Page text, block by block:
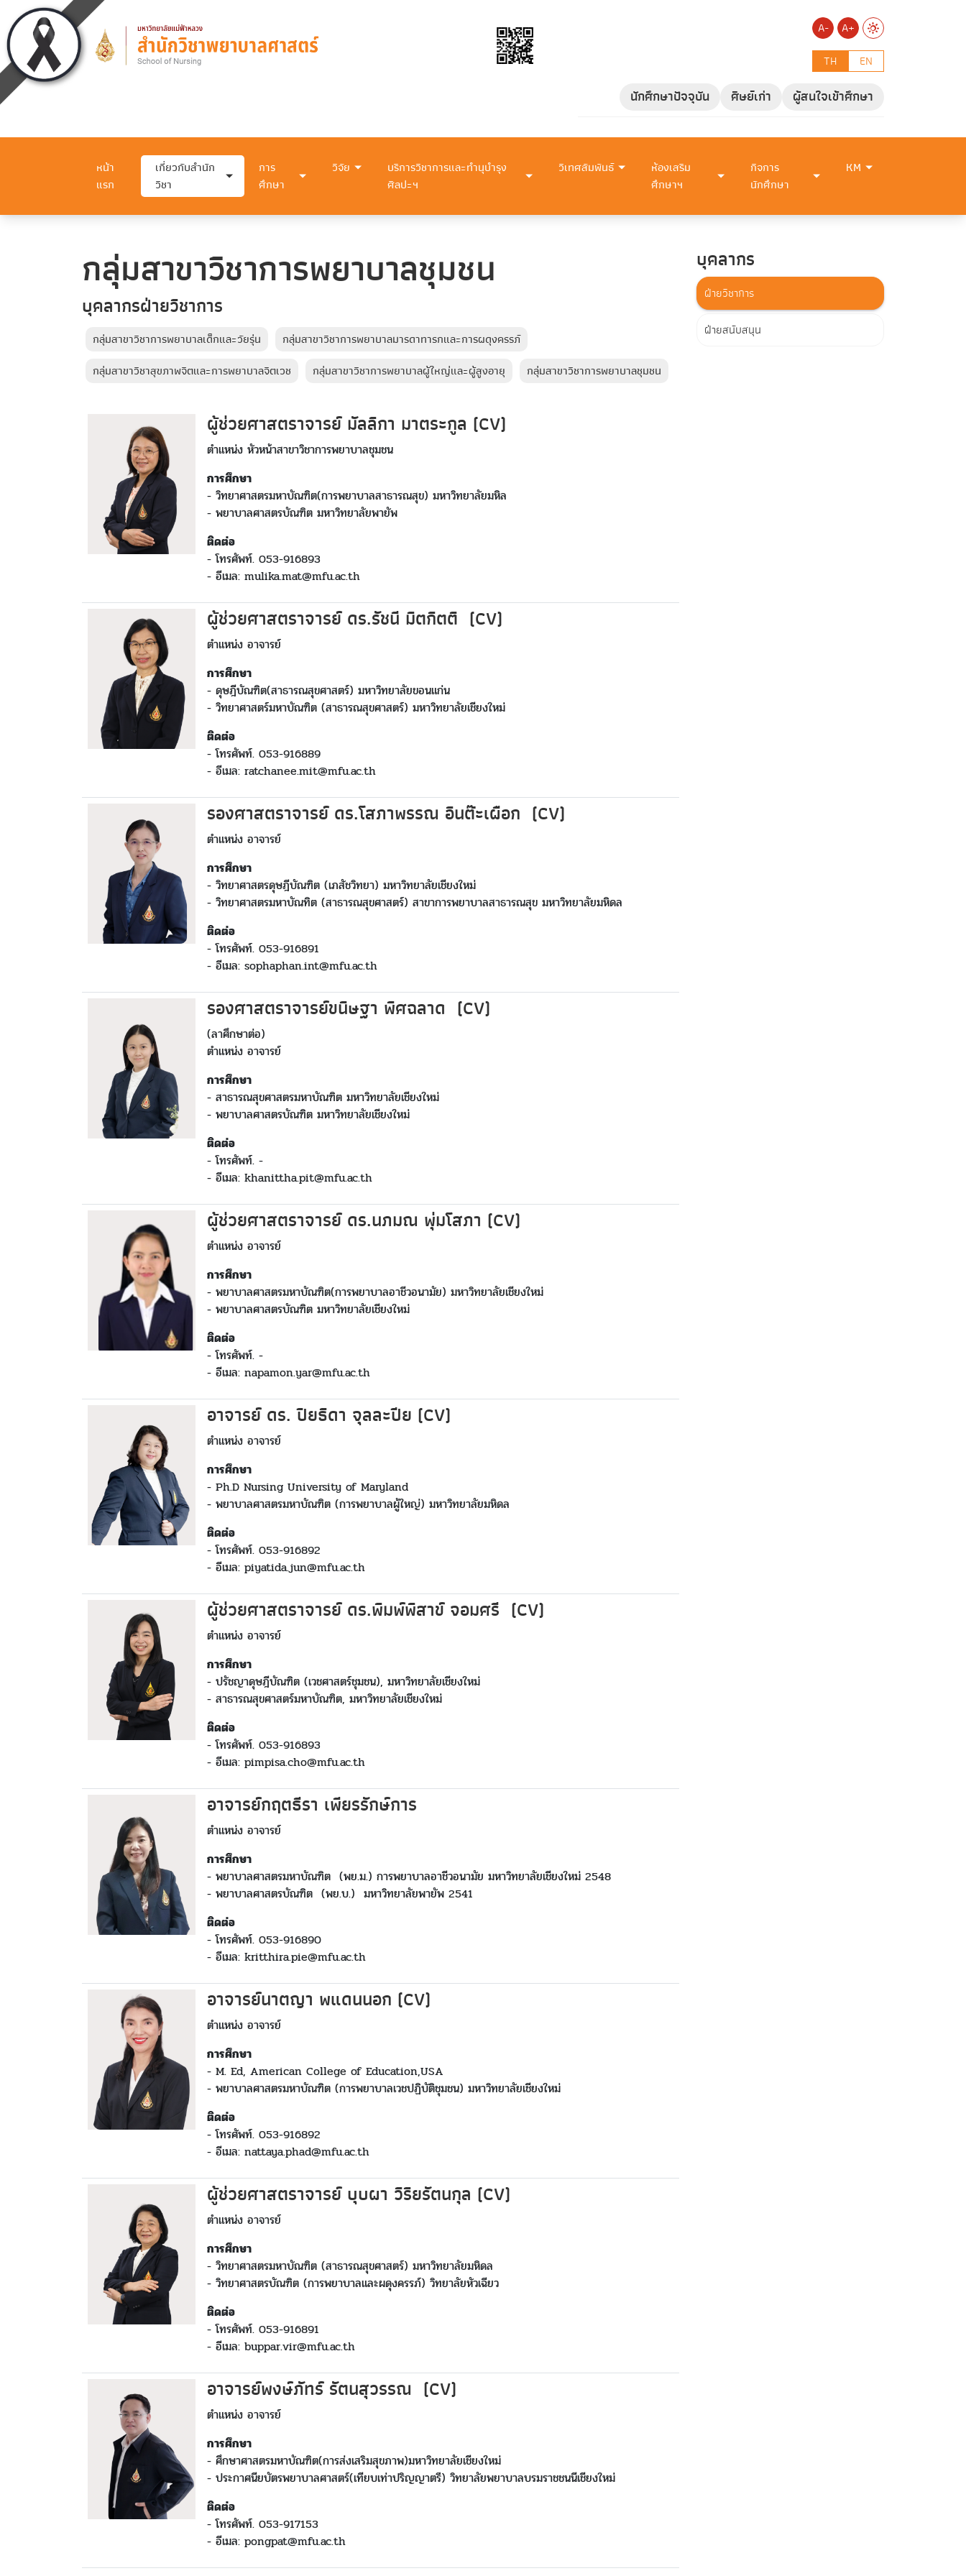
A-
A+
TH
EN
นักศึกษาปัจจุบัน ศิษย์เก่า ผู้สนใจเข้าศึกษา
หน้า
แรก
เกี่ยวกับสำนัก
วิชา
การ
ศึกษา
วิจัย
บริการวิชาการและทำนุบำรุง
ศิลปะฯ
วิเทศสัมพันธ์
ห้องเสริม
ศึกษาฯ
กิจการ
นักศึกษา
KM
กลุ่มสาขาวิชาการพยาบาลชุมชน
บุคลากรฝ่ายวิชาการ
กลุ่มสาขาวิชาการพยาบาลเด็กและวัยรุ่น
กลุ่มสาขาวิชาการพยาบาลมารดาทารกและการผดุงครรภ์
กลุ่มสาขาวิชาสุขภาพจิตและการพยาบาลจิตเวช
กลุ่มสาขาวิชาการพยาบาลผู้ใหญ่และผู้สูงอายุ กลุ่มสาขาวิชาการพยาบาลชุมชน
ผู้ช่วยศาสตราจารย์ มัลลิกา มาตระกูล (CV)
ตำแหน่ง หัวหน้าสาขาวิชาการพยาบาลชุมชน
การศึกษา
- วิทยาศาสตรมหาบัณฑิต(การพยาบาลสาธารณสุข) มหาวิทยาลัยมหิล
- พยาบาลศาสตรบัณฑิต มหาวิทยาลัยพายัพ
ติดต่อ
- โทรศัพท์. 053-916893
- อีเมล: mulika.mat@mfu.ac.th
ผู้ช่วยศาสตราจารย์ ดร.รัชนี มิตกิตติ (CV)
ตำแหน่ง อาจารย์
การศึกษา
- ดุษฎีบัณฑิต(สาธารณสุขศาสตร์) มหาวิทยาลัยขอนแก่น
- วิทยาศาสตร์มหาบัณฑิต (สาธารณสุขศาสตร์) มหาวิทยาลัยเชียงใหม่
ติดต่อ
- โทรศัพท์. 053-916889
- อีเมล: ratchanee.mit@mfu.ac.th
รองศาสตราจารย์ ดร.โสภาพรรณ อินต๊ะเผือก (CV)
ตำแหน่ง อาจารย์
การศึกษา
- วิทยาศาสตรดุษฎีบัณฑิต (เภสัชวิทยา) มหาวิทยาลัยเชียงใหม่
- วิทยาศาสตรมหาบัณทิต (สาธารณสุขศาสตร์) สาขาการพยาบาลสาธารณสุข มหาวิทยาลัยมหิดล
ติดต่อ
- โทรศัพท์. 053-916891
- อีเมล: sophaphan.int@mfu.ac.th
รองศาสตราจารย์ขนิษฐา พิศฉลาด (CV)
(ลาศึกษาต่อ)
ตำแหน่ง อาจารย์
การศึกษา
- สาธารณสุขศาสตรมหาบัณฑิต มหาวิทยาลัยเชียงใหม่
- พยาบาลศาสตรบัณฑิต มหาวิทยาลัยเชียงใหม่
ติดต่อ
- โทรศัพท์. -
- อีเมล: khanittha.pit@mfu.ac.th
ผู้ช่วยศาสตราจารย์ ดร.นภมณ พุ่มโสภา (CV)
ตำแหน่ง อาจารย์
การศึกษา
- พยาบาลศาสตรมหาบัณฑิต(การพยาบาลอาชีวอนามัย) มหาวิทยาลัยเชียงใหม่
- พยาบาลศาสตรบัณฑิต มหาวิทยาลัยเชียงใหม่
ติดต่อ
- โทรศัพท์. -
- อีเมล: napamon.yar@mfu.ac.th
อาจารย์ ดร. ปิยธิดา จุลละปีย (CV)
ตำแหน่ง อาจารย์
การศึกษา
- Ph.D Nursing University of Maryland
- พยาบาลศาสตรมหาบัณฑิต (การพยาบาลผู้ใหญ่) มหาวิทยาลัยมหิดล
ติดต่อ
- โทรศัพท์. 053-916892
- อีเมล: piyatida.jun@mfu.ac.th
ผู้ช่วยศาสตราจารย์ดร.พิมพ์พิสาข์ จอมศรี (CV)
ตำแหน่ง อาจารย์
การศึกษา
- ปรัชญาดุษฎีบัณฑิต (เวชศาสตร์ชุมชน), มหาวิทยาลัยเชียงใหม่
- สาธารณสุขศาสตร์มหาบัณฑิต, มหาวิทยาลัยเชียงใหม่
ติดต่อ
- โทรศัพท์. 053-916893
- อีเมล: pimpisa.cho@mfu.ac.th
อาจารย์กฤตธีรา เพียรรักษ์การ
ตำแหน่ง อาจารย์
การศึกษา
- พยาบาลศาสตรมหาบัณฑิต (พย.ม.) การพยาบาลอาชีวอนามัย มหาวิทยาลัยเชียงใหม่ 2548
- พยาบาลศาสตรบัณฑิต (พย.บ.) มหาวิทยาลัยพายัพ 2541
ติดต่อ
- โทรศัพท์. 053-916890
- อีเมล: kritthira.pie@mfu.ac.th
อาจารย์นาตญา พแดนนอก (CV)
ตำแหน่ง อาจารย์
การศึกษา
- M. Ed, American College of Education,USA
- พยาบาลศาสตรมหาบัณฑิต (การพยาบาลเวชปฏิบัติชุมชน) มหาวิทยาลัยเชียงใหม่
ติดต่อ
- โทรศัพท์. 053-916892
- อีเมล: nattaya.phad@mfu.ac.th
ผู้ช่วยศาสตราจารย์ บุบผา วิริยรัตนกุล (CV)
ตำแหน่ง อาจารย์
การศึกษา
- วิทยาศาสตรมหาบัณฑิต (สาธารณสุขศาสตร์) มหาวิทยาลัยมหิดล
- วิทยาศาสตรบัณฑิต (การพยาบาลและผดุงครรภ์) วิทยาลัยหัวเฉียว
ติดต่อ
- โทรศัพท์. 053-916891
- อีเมล: buppar.vir@mfu.ac.th
อาจารย์พงษ์ภัทร์ รัตนสุวรรณ (CV)
ตำแหน่ง อาจารย์
การศึกษา
- ศึกษาศาสตรมหาบัณฑิต(การส่งเสริมสุขภาพ)มหาวิทยาลัยเชียงใหม่
- ประกาศนียบัตรพยาบาลศาสตร์(เทียบเท่าปริญญาตรี) วิทยาลัยพยาบาลบรมราชชนนีเชียงใหม่
ติดต่อ
- โทรศัพท์. 053-917153
- อีเมล: pongpat@mfu.ac.th
บุคลากร
ฝ่ายวิชาการ
ฝ่ายสนับสนุน